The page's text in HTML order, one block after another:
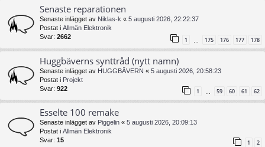
Senaste reparationen
Senaste inlägget av Niklas-k « 5 augusti 2026, 22:22:37
Postat i Allmän Elektronik
Svar: 2662 1 175 176 177 178
Huggbäverns synttråd (nytt namn)
Senaste inlägget av HUGGBÄVERN « 5 augusti 2026, 20:58:23
Postat i Projekt
Svar: 922 1 59 60 61 62
Esselte 100 remake
Senaste inlägget av Piggelin « 5 augusti 2026, 20:09:13
Postat i Allmän Elektronik
Svar: 15 1 2